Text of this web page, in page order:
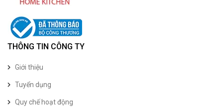
THÔNG TIN CÔNG TY
Giới thiệu
Tuyển dụng
Quy chế hoạt động